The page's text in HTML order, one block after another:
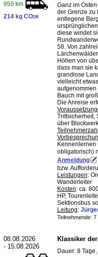
950 km
214 kg CO2e
Ganz im
der Grenze zu
entlegene
diese windet
58. Von
Höhen von
dass man sie
grandiose
vielleicht
Bauch mit
Die Anreise
Trittsicherheit,
über
obligatorisch)
Anmeldung
bzw.
Leistungen:
Wanderleiter
Kosten: ca.
HP,
Sektionsbus
Leitung:
Teilnehmende:
08.08.2026
- 15.08.2026
Klassiker
Dauer: 8